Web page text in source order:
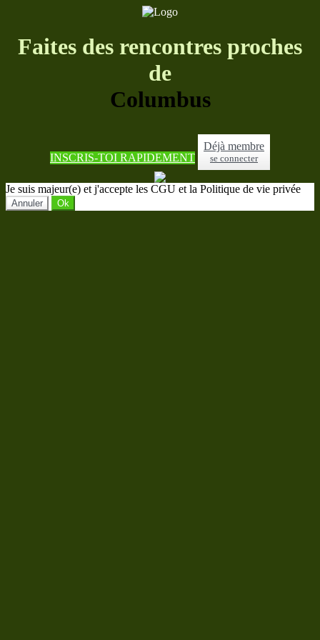
Faites des rencontres proches
de
Columbus
INSCRIS-TOI RAPIDEMENT
Déjà membre
se connecter
Je suis majeur(e) et j'accepte les CGU et la Politique de vie privée
Annuler Ok